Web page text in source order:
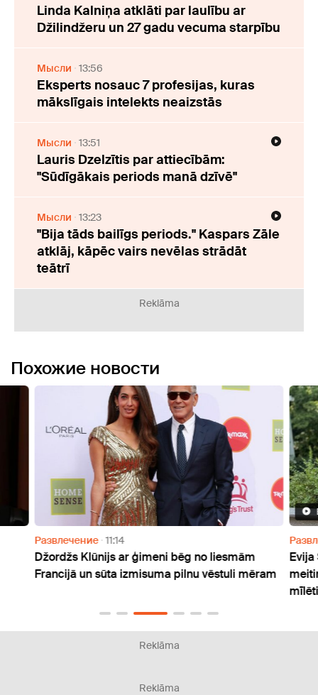
Linda Kalniņa atklāti par laulību ar
Džilindžeru un 27 gadu vecuma starpību
Мысли 13:56
Eksperts nosauc 7 profesijas, kuras
mākslīgais intelekts neaizstās
Мысли 13:51
Lauris Dzelzītis par attiecībām:
"Sūdīgākais periods manā dzīvē"
Мысли 13:23
"Bija tāds bailīgs periods." Kaspars Zāle
atklāj, kāpēc vairs nevēlas strādāt
teātrī
Reklāma
Похожие новости
Развлечение 11:14
Džordžs Klūnijs ar ģimeni bēg no liesmām
Francijā un sūta izmisuma pilnu vēstuli mēram
Evija
Reklāma
Reklāma